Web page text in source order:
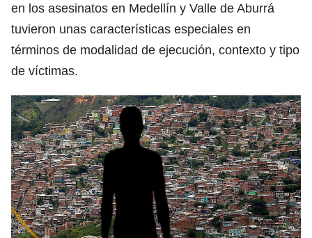
en los asesinatos en Medellín y Valle de Aburrá
tuvieron unas características especiales en
términos de modalidad de ejecución, contexto y tipo
de víctimas.